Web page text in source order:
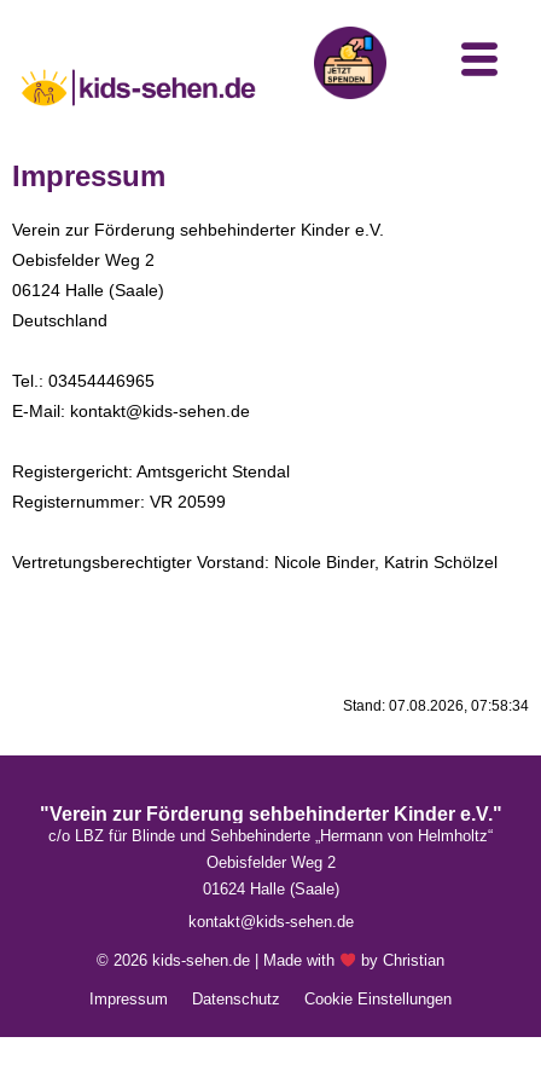
Impressum
Verein zur Förderung sehbehinderter Kinder e.V.
Oebisfelder Weg 2
06124 Halle (Saale)
Deutschland
Tel.: 03454446965
E-Mail: kontakt@kids-sehen.de
Registergericht: Amtsgericht Stendal
Registernummer: VR 20599
Vertretungsberechtigter Vorstand: Nicole Binder, Katrin Schölzel
Stand: 07.08.2026, 07:58:34
"Verein zur Förderung sehbehinderter Kinder e.V."
c/o LBZ für Blinde und Sehbehinderte „Hermann von Helmholtz“
Oebisfelder Weg 2
01624 Halle (Saale)
kontakt@kids-sehen.de
© 2026 kids-sehen.de | Made with by Christian
Impressum Datenschutz Cookie Einstellungen